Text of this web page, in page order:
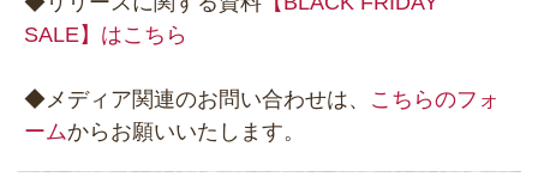
SALE】はこちら
◆メディア関連のお問い合わせは、 こちらのフォ
ームからお願いいたします。